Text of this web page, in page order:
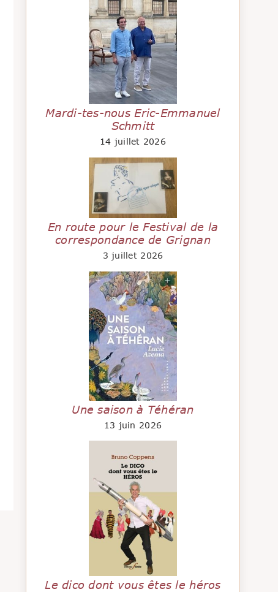
Mardi-tes-nous Eric-Emmanuel
Schmitt
14 juillet 2026
En route pour le Festival de la
correspondance de Grignan
3 juillet 2026
Une saison à Téhéran
13 juin 2026
Le dico dont vous êtes le héros